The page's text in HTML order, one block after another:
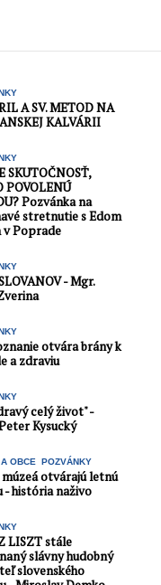
A SV. METOD NA
KALVÁRII
SKUTOČNOSŤ,
POVOLENÚ
Pozvánka na
stretnutie s Edom
v Poprade
- Mgr.
otvára brány k
a zdraviu
celý život" -
Kysucký
OBCE POZVÁNKY
otvárajú letnú
- história naživo
LISZT stále
slávny hudobný
slovenského